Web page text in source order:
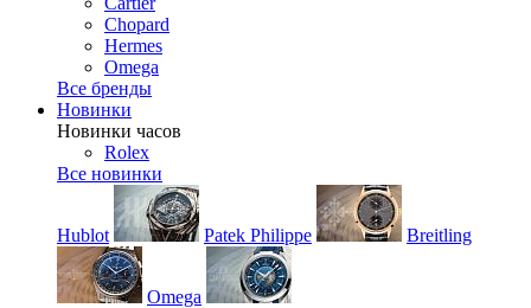
Chopard
Hermes
Omega
Все бренды
Новинки
Новинки часов
Rolex
Все новинки
Hublot Patek Philippe Breitling
Omega